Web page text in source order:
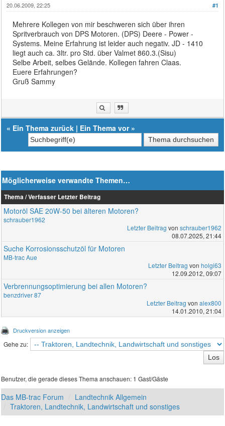
#1
20.06.2009, 22:25
Mehrere Kollegen von mir beschweren sich über ihren
Spritverbrauch von DPS Motoren. (DPS) Deere - Power -
Systems. Meine Erfahrung ist leider auch negativ. JD - 1410
liegt auch ca. 3ltr. pro Std. über Valmet 860.3.(Sisu)
Selbe Arbeit, selbes Gelände. Kollegen fahren Claas.
Euere Erfahrungen?
Gruß Sammy
« Ein Thema zurück | Ein Thema vor»
Möglicherweise verwandte Themen…
Thema / Verfasser Letzter Beitrag
Motoröl SAE 20W-50 bei älteren Motoren?
schrauber1962
Letzter Beitrag von schrauber1962
08.07.2025, 21:44
Suche Korrosionsschutzöl für Motoren
MB-trac Aue
Letzter Beitrag von holgi63
12.09.2012, 09:07
Verbrennungsoptimierung bei allen Motoren?
benzdriver 87
Letzter Beitrag von alex800
14.01.2010, 21:04
Druckversion anzeigen
Gehe zu:
Benutzer, die gerade dieses Thema anschauen: 1 Gast/Gäste
Das MB-trac Forum
Landtechnik Allgemein
Traktoren, Landtechnik, Landwirtschaft und sonstiges